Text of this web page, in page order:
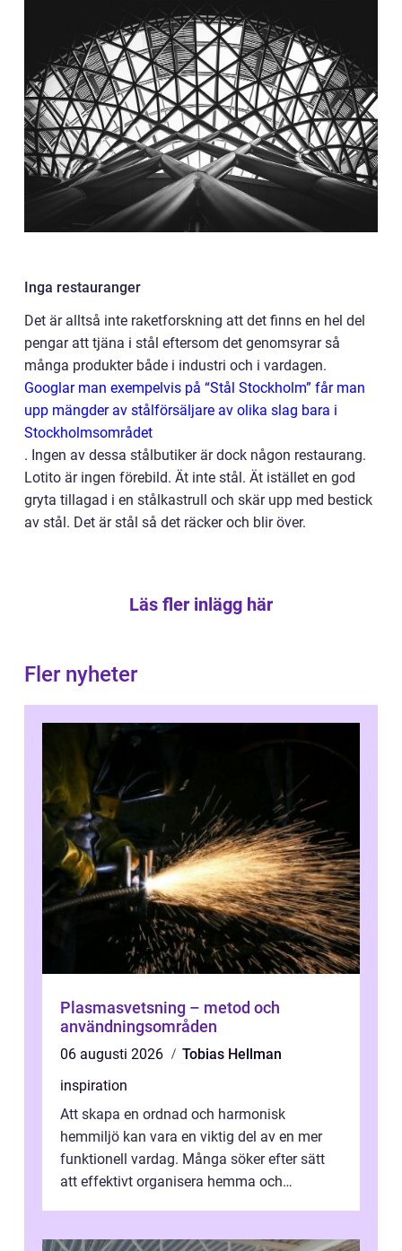
Inga restauranger
Det är alltså inte raketforskning att det finns en hel del
pengar att tjäna i stål eftersom det genomsyrar så
många produkter både i industri och i vardagen.
Googlar man exempelvis på “Stål Stockholm” får man
upp mängder av stålförsäljare av olika slag bara i
Stockholmsområdet
. Ingen av dessa stålbutiker är dock någon restaurang.
Lotito är ingen förebild. Ät inte stål. Ät istället en god
gryta tillagad i en stålkastrull och skär upp med bestick
av stål. Det är stål så det räcker och blir över.
Läs fler inlägg här
Fler nyheter
Plasmasvetsning – metod och
användningsområden
06 augusti 2026
Tobias Hellman
inspiration
Att skapa en ordnad och harmonisk
hemmiljö kan vara en viktig del av en mer
funktionell vardag. Många söker efter sätt
att effektivt organisera hemma och